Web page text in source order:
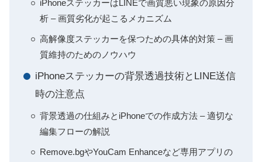
iPhoneステッカーはLINEで画質悪い現象の原因分
析 – 画質劣化が起こるメカニズム
高解像度ステッカーを保つための具体的対策 – 画
質維持のためのノウハウ
iPhoneステッカーの背景透過技術とLINE送信
時の注意点
背景透過の仕組みとiPhoneでの作成方法 – 適切な
編集フローの解説
Remove.bgやYouCam Enhanceなど専用アプリの